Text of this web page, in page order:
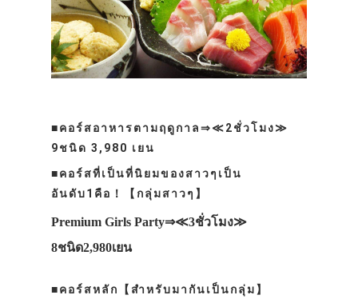
■คอร์สอาหารตามฤดูกาล⇒≪2ชั่วโมง≫
9ชนิด 3,980 เยน
■คอร์สที่เป็นที่นิยมของสาวๆเป็น
อันดับ1คือ！【กลุ่มสาวๆ】
Premium Girls Party⇒≪3ชั่วโมง≫
8ชนิด2,980เยน
■คอร์สหลัก【สำหรับมากันเป็นกลุ่ม】